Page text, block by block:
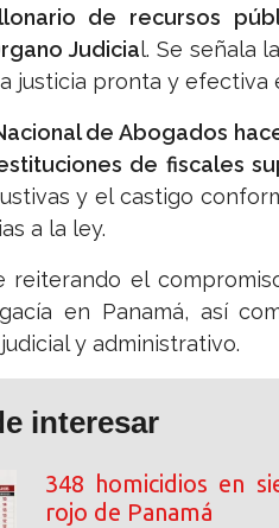
de recursos
Judicial. Se señala
justicia pronta y efectiva
de Abogados
de fiscales
y el castigo
a la ley.
reiterando el
en Panamá, así
y administrativo.
interesar
348 homicidios en
rojo de Panamá